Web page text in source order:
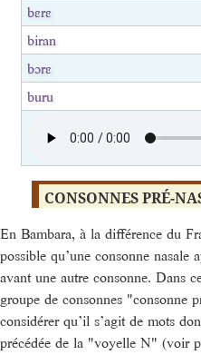
bɛrɛ
biran
bɔrɛ
buru
CONSONNES PRÉ-
En Bambara, à la différence du
possible qu’une consonne nasale
avant une autre consonne. Dans
groupe de consonnes "consonne
considérer qu’il s’agit de mots
précédée de la "voyelle N" (voir